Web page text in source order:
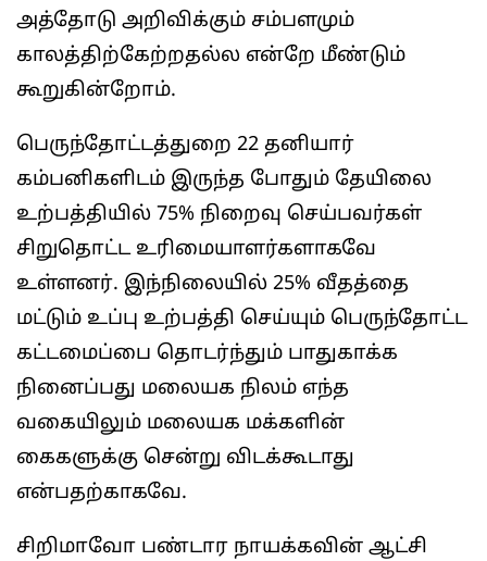
அத்தோடு அறிவிக்கும் சம்பளமும்
காலத்திற்கேற்றதல்ல என்றே மீண்டும்
கூறுகின்றோம்.
பெருந்தோட்டத்துறை 22 தனியார்
கம்பனிகளிடம் இருந்த போதும் தேயிலை
உற்பத்தியில் 75% நிறைவு செய்பவர்கள்
சிறுதொட்ட உரிமையாளர்களாகவே
உள்ளனர். இந்நிலையில் 25% வீதத்தை
மட்டும் உப்பு உற்பத்தி செய்யும் பெருந்தோட்ட
கட்டமைப்பை தொடர்ந்தும் பாதுகாக்க
நினைப்பது மலையக நிலம் எந்த
வகையிலும் மலையக மக்களின்
கைகளுக்கு சென்று விடக்கூடாது
என்பதற்காகவே.
சிறிமாவோ பண்டார நாயக்கவின் ஆட்சி